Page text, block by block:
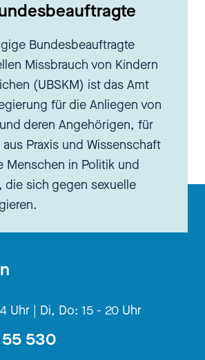
aber noch nie Mutter
Und das ist für uns
aber für euch, glaube
oder?
- Heike
neu.
Bundesbeauftragte
Missbrauch von Kindern
(UBSKM) ist das Amt
für die Anliegen von
deren Angehörigen, für
Praxis und Wissenschaft
Menschen in Politik und
die sich gegen sexuelle
Uhr | Di, Do: 15 - 20 Uhr
530